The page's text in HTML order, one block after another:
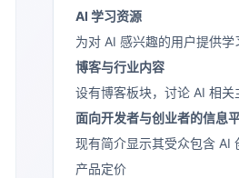
AI 学习资源
为对 AI 感兴趣的用户提供学
博客与行业内容
设有博客板块，讨论 AI 相关
面向开发者与创业者的信息
现有简介显示其受众包含 AI
产品定价